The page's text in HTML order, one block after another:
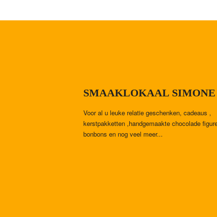
SMAAKLOKAAL SIMONE
Voor al u leuke relatie geschenken, cadeaus ,
kerstpakketten ,handgemaakte chocolade
bonbons en nog veel meer...